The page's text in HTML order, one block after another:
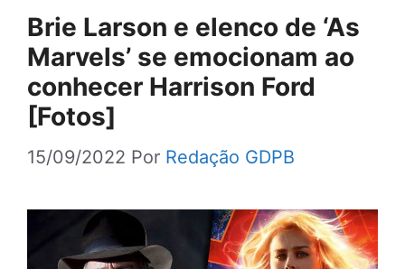
Brie Larson e elenco de ‘As
Marvels’ se emocionam ao
conhecer Harrison Ford
[Fotos]
15/09/2022 Por Redação GDPB